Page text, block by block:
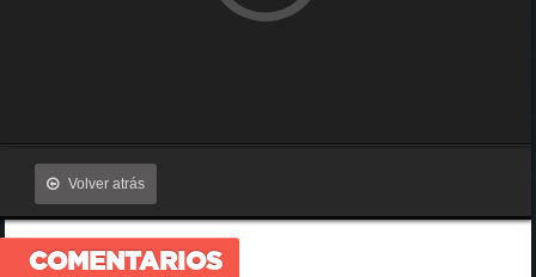
Volver atrás
COMENTARIOS